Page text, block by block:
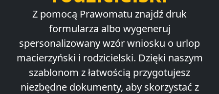
Z pomocą Prawomatu znajdź druk
formularza albo wygeneruj
spersonalizowany wzór wniosku o urlop
macierzyński i rodzicielski. Dzięki naszym
szablonom z łatwością przygotujesz
niezbędne dokumenty, aby skorzystać z